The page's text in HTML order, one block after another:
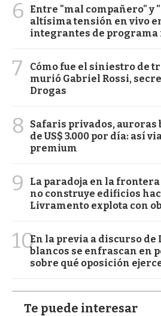
6
Entre "mal compañero" y
altísima tensión en vivo
integrantes de programa
7
Cómo fue el siniestro de
murió Gabriel Rossi,
Drogas
8
Safaris privados, auroras
de US$ 3.000 por día: así
premium
9
La paradoja en la
no construye edificios
Livramento explota con
10En la previa a discurso de
blancos se enfrascan en
sobre qué oposición
Te puede interesar